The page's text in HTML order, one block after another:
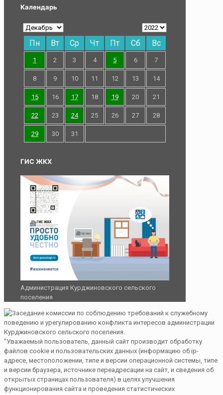
Календарь
Пн Вт Ср Чт Пт Сб Вс
1 2 3 4 5 6 7
8 9 10 11 12 13 14
15 16 17 18 19 20 21
22 23 24 25 26 27 28
29 30 31
ГИС ЖКХ
Администрация Курджиновского сельского
поселения
"Уважаемый пользователь, данный сайт производит обработку
файлов cookie и пользовательских данных (информацию об ip-
адресе, местоположении, типе и версии операционной системы, типе
и версии браузера, источнике переадресации на сайт, и сведения об
открытых страницах пользователя) в целях улучшения
функционирования сайта и проведения статистических